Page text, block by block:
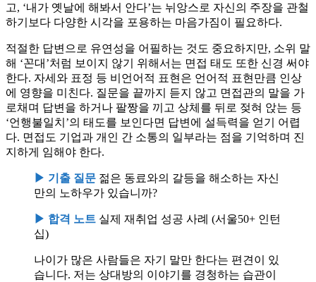
고, ‘내가 옛날에 해봐서 안다’는 뉘앙스로 자신의 주장을 관철
하기보다 다양한 시각을 포용하는 마음가짐이 필요하다.
적절한 답변으로 유연성을 어필하는 것도 중요하지만, 소위 말
해 ‘꼰대’처럼 보이지 않기 위해서는 면접 태도 또한 신경 써야
한다. 자세와 표정 등 비언어적 표현은 언어적 표현만큼 인상
에 영향을 미친다. 질문을 끝까지 듣지 않고 면접관의 말을 가
로채며 답변을 하거나 팔짱을 끼고 상체를 뒤로 젖혀 앉는 등
‘언행불일치’의 태도를 보인다면 답변에 설득력을 얻기 어렵
다. 면접도 기업과 개인 간 소통의 일부라는 점을 기억하며 진
지하게 임해야 한다.
▶ 기출 질문 젊은 동료와의 갈등을 해소하는 자신
만의 노하우가 있습니까?
▶ 합격 노트 실제 재취업 성공 사례 (서울50+ 인턴
십)
나이가 많은 사람들은 자기 말만 한다는 편견이 있
습니다. 저는 상대방의 이야기를 경청하는 습관이